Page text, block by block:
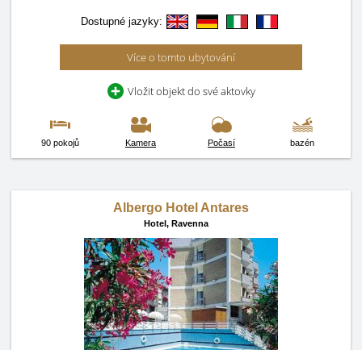
Dostupné jazyky:
Více o tomto ubytování
Vložit objekt do své aktovky
90 pokojů Kamera Počasí bazén
Albergo Hotel Antares
Hotel, Ravenna